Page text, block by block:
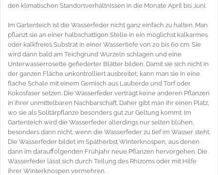
den klimatischen Standortverhältnissen in die Monate April bis Juni.
Im Gartenteich ist die Wasserfeder nicht ganz einfach zu halten. Man
pflanzt sie an einer halbschattigen Stelle in ein möglichst kalkarmes
oder kalkfreies Substrat in einer Wassertiefe von 20 bis 60 cm. Sie
wird dann bald am Teichgrund Wurzeln schlagen und eine
Unterwasserrosette gefiederter Blätter bilden. Damit sie sich nicht in
der ganzen Fläche unkontrolliert ausbreitet, kann man sie in eine
flache Schale mit einem Gemisch aus Lauberde und Torf oder
Kokosfaser setzen. Die Wasserfeder verträgt keine anderen Pflanzen
in ihrer unmittelbaren Nachbarschaft. Daher gibt man ihr einen Platz,
wo sie als Solitärpflanze besonders gut zur Geltung kommt. Im
Gartenteich wird die Wasserfeder allerdings nur selten blühen,
besonders dann nicht, wenn die Wasserfeder zu tief im Wasser steht.
Die Wasserfeder bildet im Spätherbst Winterknospen, aus denen
dann im darauffolgenden Frühjahr neue Pflanzen hervorgehen. Die
Wasserfeder lässt sich durch Teilung des Rhizoms oder mit Hilfe
ihrer Winterknospen vermehren.